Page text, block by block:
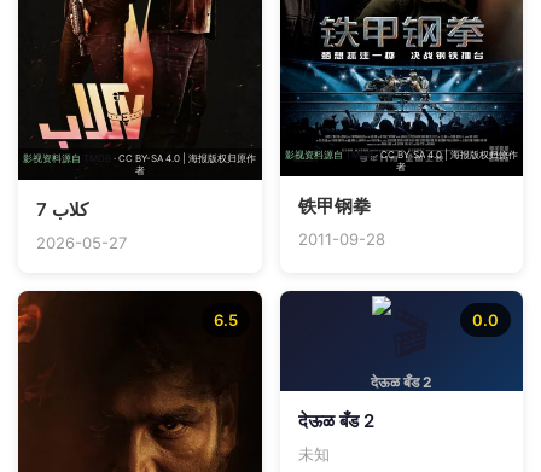
影视资料源自 TMDB · CC BY-SA 4.0 | 海报版权归原作
者
7 كلاب
2026-05-27
影视资料源自TMDB· CC BY-SA 4.0 | 海报版权归原作
者
铁甲钢拳
2011-09-28
6.5
देऊळ बँड 2
0.0
देऊळ बँड 2
未知